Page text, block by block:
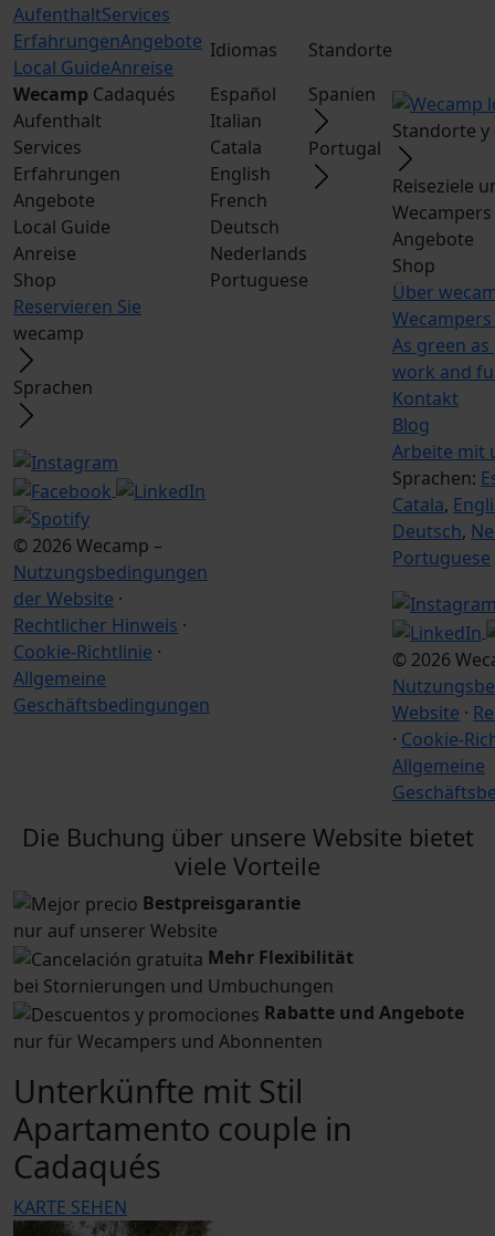
AufenthaltServices
ErfahrungenAngebote
Local GuideAnreise
Wecamp Cadaqués
Aufenthalt
Services
Erfahrungen
Angebote
Local Guide
Anreise
Shop
Reservieren Sie
wecamp
Sprachen
© 2026 Wecamp –
Nutzungsbedingungen
der Website ·
Rechtlicher Hinweis ·
Cookie-Richtlinie ·
Allgemeine
Geschäftsbedingungen
Idiomas
Español
Italian
Catala
English
French
Deutsch
Nederlands
Portuguese
Standorte
Spanien
Portugal
Standorte
Reiseziele
Angebote
Shop
Über
As green
work and
Kontakt
Blog
Arbeite mit
Sprachen:
Catala,
Deutsch,
Portuguese
© 2026
Website ·
· Cookie-
Allgemeine
Die Buchung über unsere Website bietet
viele Vorteile
Bestpreisgarantie
nur auf unserer Website
Mehr Flexibilität
bei Stornierungen und Umbuchungen
Rabatte und Angebote
nur für Wecampers und Abonnenten
Unterkünfte mit Stil
Apartamento couple in
Cadaqués
KARTE SEHEN